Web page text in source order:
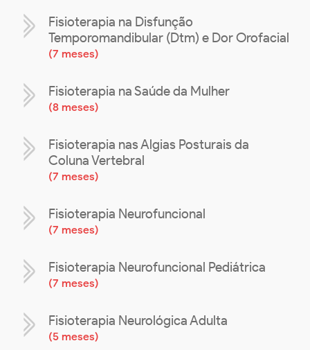
Fisioterapia na Disfunção
Temporomandibular (Dtm) e Dor Orofacial
(7 meses)
Fisioterapia na Saúde da Mulher
(8 meses)
Fisioterapia nas Algias Posturais da
Coluna Vertebral
(7 meses)
Fisioterapia Neurofuncional
(7 meses)
Fisioterapia Neurofuncional Pediátrica
(7 meses)
Fisioterapia Neurológica Adulta
(5 meses)